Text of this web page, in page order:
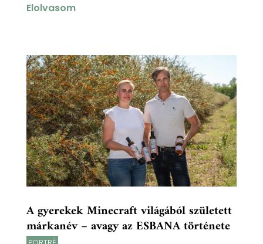
Elolvasom
A gyerekek Minecraft világából született
márkanév – avagy az ESBANA története